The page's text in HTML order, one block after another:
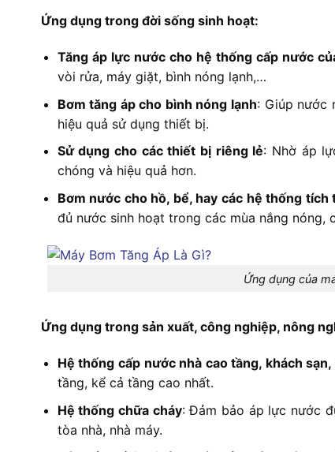
Ứng dụng trong đời sống sinh hoạt:
Tăng áp lực nước cho hệ thống cấp nước
vòi rửa, máy giặt, bình nóng lạnh,…
Bơm tăng áp cho bình nóng lạnh: Giúp nước
hiệu quả sử dụng thiết bị.
Sử dụng cho các thiết bị riêng lẻ: Nhờ áp
chóng và hiệu quả hơn.
Bơm nước cho hồ, bể, hay các hệ thống
đủ nước sinh hoạt trong các mùa nắng nóng,
Ứng dụng của
Ứng dụng trong sản xuất, công nghiệp, nông
Hệ thống cấp nước nhà cao tầng, khách
tầng, kể cả tầng cao nhất.
Hệ thống chữa cháy: Đảm bảo áp lực nước
tòa nhà, nhà máy.